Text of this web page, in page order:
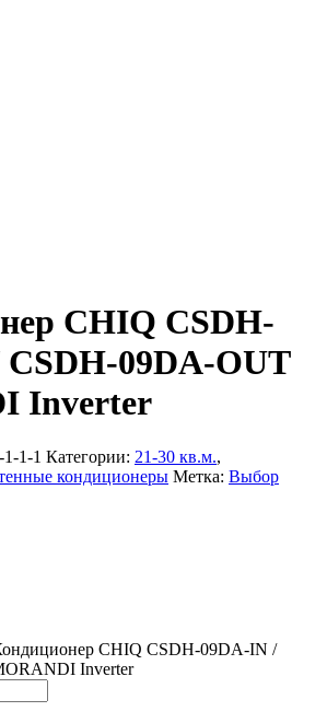
CHIQ CSDH-
09DA-OUT
Inverter
1-1 Категории: 21-30 кв.м.,
кондиционеры Метка: Выбор
CHIQ CSDH-09DA-IN /
Inverter